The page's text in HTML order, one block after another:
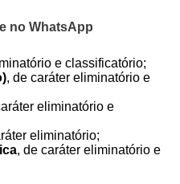
no WhatsApp
e classificatório;
, de caráter eliminatório e
eliminatório e
eliminatório;
, de caráter eliminatório e